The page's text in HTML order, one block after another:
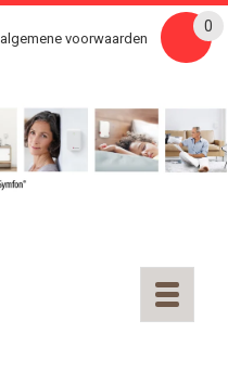
algemene voorwaarden
0
Toggle